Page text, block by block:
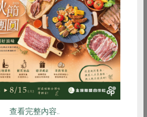
登於 2013年3月114期
森林 從日常用紙開始
RPET 食譜 減硝酸鹽
食安 共同購買
查看完整內容..